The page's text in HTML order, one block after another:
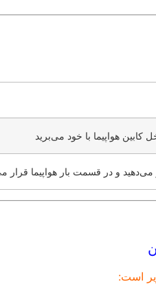
کابین هواپیما با خود می‌برید
و در قسمت بار هواپیما قرار
است: